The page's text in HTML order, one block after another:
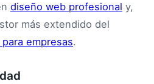
diseño web profesional y,
más extendido del
empresas.